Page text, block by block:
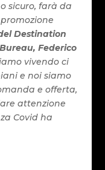
sicuro, farà da
Destination
Federico
vivendo ci
e noi siamo
e offerta,
attenzione
Covid ha